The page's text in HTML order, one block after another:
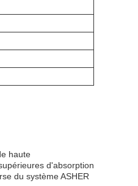
haute
d'absorption
du système ASHER